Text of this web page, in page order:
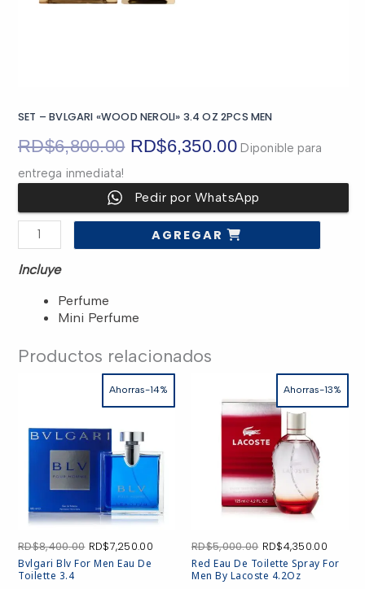
SET – BVLGARI «WOOD NEROLI» 3.4 OZ 2PCS MEN
RD$6,800.00 El
precio
original
era:
RD$6,350.00El
precio
actual
es:
Diponible para
entrega inmediata!
Pedir por WhatsApp
SET
BVLGARI
NEROLI"
2PCS
AGREGAR
Incluye
Perfume
Mini Perfume
Productos relacionados
Ahorras-14%
RD$8,400.00 El
precio
original
RD$7,250.00El
Bvlgari Blv For Men Eau De
Toilette 3.4
Ahorras-13%
RD$5,000.00 El
precio
original
RD$4,350.00El
precio
actual
Red Eau De Toilette Spray For
Men By Lacoste 4.2Oz